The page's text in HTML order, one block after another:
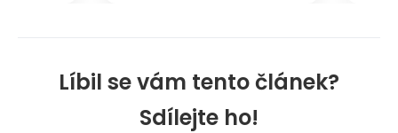
Líbil se vám tento článek?
Sdílejte ho!